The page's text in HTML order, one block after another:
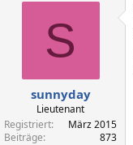
S
sunnyday
Lieutenant
Registriert
März 2015
Beiträge
873